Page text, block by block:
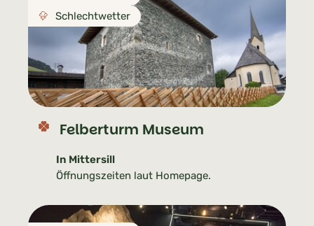
Schlechtwetter
Felberturm Museum
In Mittersill
Öffnungszeiten laut Homepage.